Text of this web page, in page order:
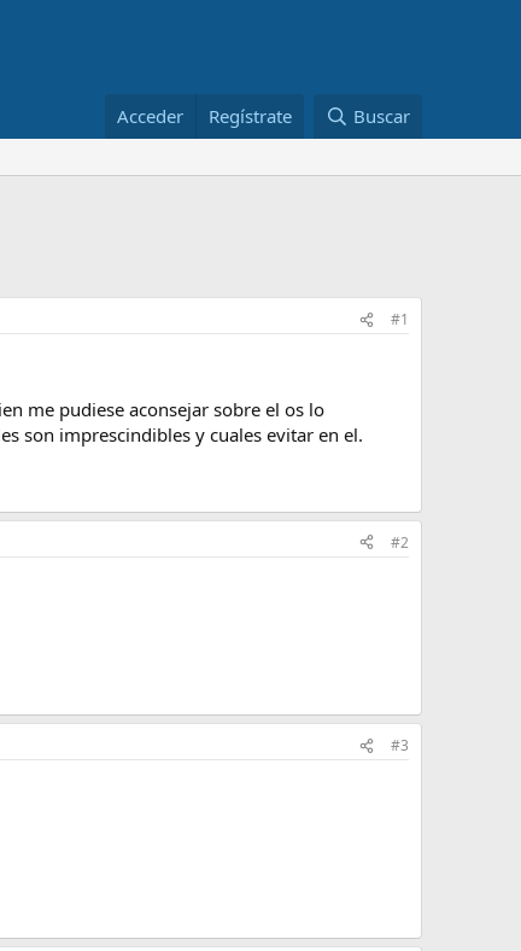
Acceder Regístrate Buscar
#1
me pudiese aconsejar sobre el os lo
son imprescindibles y cuales evitar en el.
#2
#3